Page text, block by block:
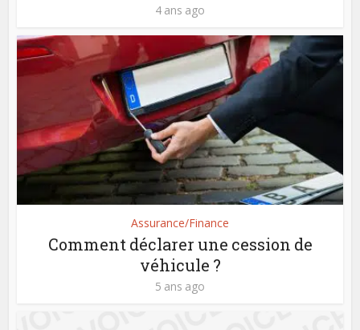
4 ans ago
Assurance/Finance
Comment déclarer une cession de
véhicule ?
5 ans ago